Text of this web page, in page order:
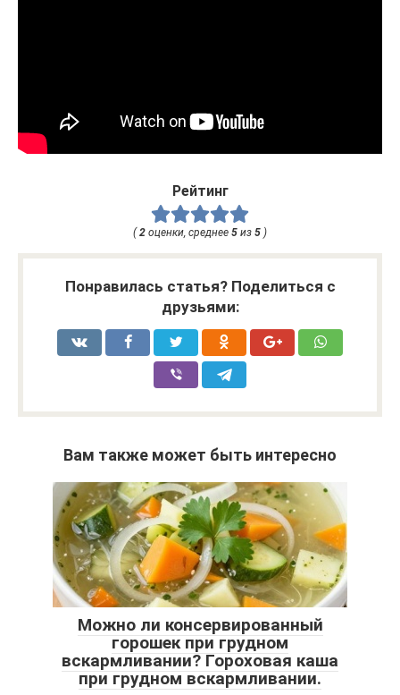
Рейтинг
( 2 оценки, среднее 5 из 5 )
Понравилась статья? Поделиться с
друзьями:
Вам также может быть интересно
Можно ли консервированный
горошек при грудном
вскармливании? Гороховая каша
при грудном вскармливании.